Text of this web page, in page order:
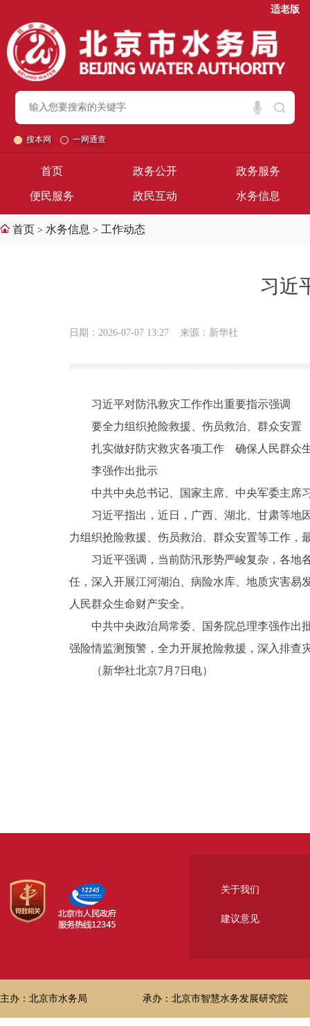
适老版
搜本网 一网通查
首页 政务公开 政务服务
便民服务 政民互动 水务信息
首页 > 水务信息 > 工作动态
习近
日期：2026-07-07 13:27 来源：新华社
习近平对防汛救灾工作作出重要指示强调
要全力组织抢险救援、伤员救治、群众安置
扎实做好防灾救灾各项工作 确保人民群众
李强作出批示
中共中央总书记、国家主席、中央军委主席
习近平指出，近日，广西、湖北、甘肃等地
力组织抢险救援、伤员救治、群众安置等工作，
习近平强调，当前防汛形势严峻复杂，各地
任，深入开展江河湖泊、病险水库、地质灾害易
人民群众生命财产安全。
中共中央政治局常委、国务院总理李强作出
强险情监测预警，全力开展抢险救援，深入排查
（新华社北京7月7日电）
关于我们
建议意见
主办：北京市水务局 承办：北京市智慧水务发展研究院